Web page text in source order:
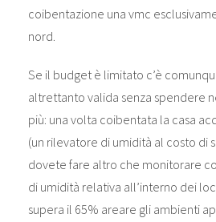
coibentazione una vmc
nord.
Se il budget è limitato c’è
altrettanto valida senza spendere
più: una volta coibentata la casa
(un rilevatore di umidità al costo di
dovete fare altro che monitorare
di umidità relativa all’interno dei
supera il 65% areare gli ambienti